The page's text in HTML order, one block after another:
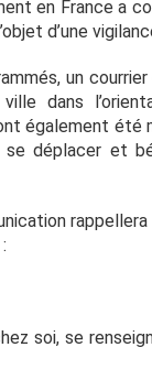
en France a
d’une
un
dans
également
déplacer et
soi, se